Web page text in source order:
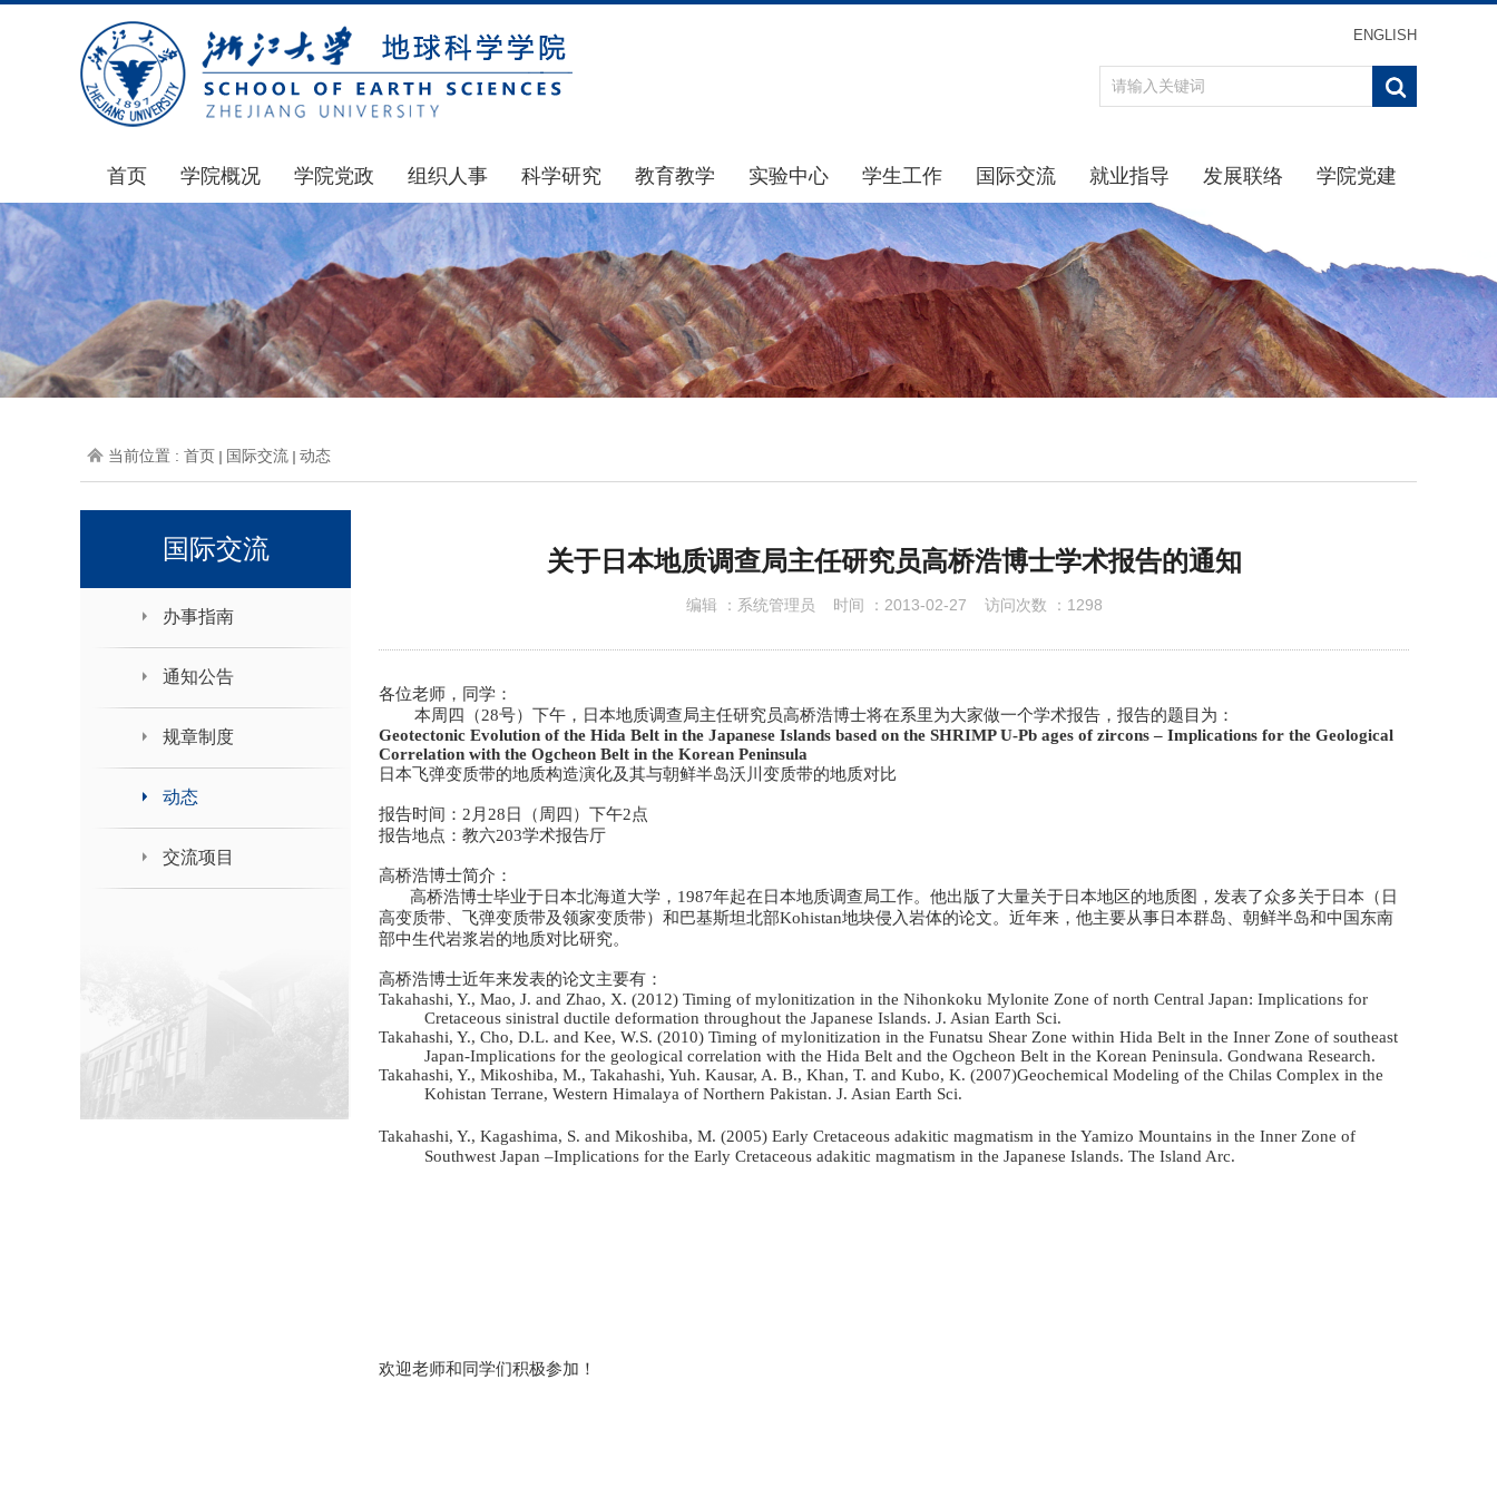
ENGLISH
首页 学院概况
学院简介
发展简史
组织机构
师资力量
虚拟学院
学院党政
通知公告
学院发文
党委会议纪要
党政联席会议纪要
教授委员会议纪要
办事指南
组织人事
通知公告
博士后管理
人才招聘
年度考核
岗位聘任
科学研究
国家基金
科研公示
通知公告
科研动态
政策文件
教育教学
本科生教育
研究生教育
实验中心
中心简介
中心动态
规章制度
实验室和仪器设备
大型仪器设备管理
学生工作
通知公告
风采展示
团学建设
奖助贷补
学生组织
国际交流
办事指南
通知公告
规章制度
动态
交流项目
就业指导
重点引导
通知公告
生涯规划
招聘信息
下载专区
发展联络
最新消息
校友分会
校友返校
校友名录
校友捐赠
学院党建
理论学
学院纪
党建下
当前位置 : 首页 国际交流 动态
国际交流
办事指南
通知公告
规章制度
动态
交流项目
关于日本地质调查局主任研究员高桥浩博士学术报告的通知
编辑 ： 系统管理员 时间 ： 2013-02-27 访问次数 ： 1298
各位老师，同学：
本周四（28号）下午，日本地质调查局主任研究员高桥浩博士将在系里为大家做一个学术报告，报告的题目为：
Geotectonic Evolution of the Hida Belt in the Japanese Islands based on the SHRIMP U-Pb ages of zircons – Implications for the Geological
Correlation with the Ogcheon Belt in the Korean Peninsula
日本飞弹变质带的地质构造演化及其与朝鲜半岛沃川变质带的地质对比
报告时间：2月28日（周四）下午2点
报告地点：教六203学术报告厅
高桥浩博士简介：
高桥浩博士毕业于日本北海道大学， 1987年起在日本地质调查局工作。他出版了大量关于日本地区的地质图，发表了众多关于日本（日
高变质带、飞弹变质带及领家变质带）和巴基斯坦北部Kohistan地块侵入岩体的论文。近年来，他主要从事日本群岛、朝鲜半岛和中国东南
部中生代岩浆岩的地质对比研究。
高桥浩博士近年来发表的论文主要有：
Takahashi, Y., Mao, J. and Zhao, X. (2012) Timing of mylonitization in the Nihonkoku Mylonite Zone of north Central Japan: Implications for
Cretaceous sinistral ductile deformation throughout the Japanese Islands. J. Asian Earth Sci.
Takahashi, Y., Cho, D.L. and Kee, W.S. (2010) Timing of mylonitization in the Funatsu Shear Zone within Hida Belt in the Inner Zone of southeast
Japan-Implications for the geological correlation with the Hida Belt and the Ogcheon Belt in the Korean Peninsula. Gondwana Research.
Takahashi, Y., Mikoshiba, M., Takahashi, Yuh. Kausar, A. B., Khan, T. and Kubo, K. (2007)Geochemical Modeling of the Chilas Complex in the
Kohistan Terrane, Western Himalaya of Northern Pakistan. J. Asian Earth Sci.
Takahashi, Y., Kagashima, S. and Mikoshiba, M. (2005) Early Cretaceous adakitic magmatism in the Yamizo Mountains in the Inner Zone of
Southwest Japan –Implications for the Early Cretaceous adakitic magmatism in the Japanese Islands. The Island Arc.
欢迎老师和同学们积极参加！